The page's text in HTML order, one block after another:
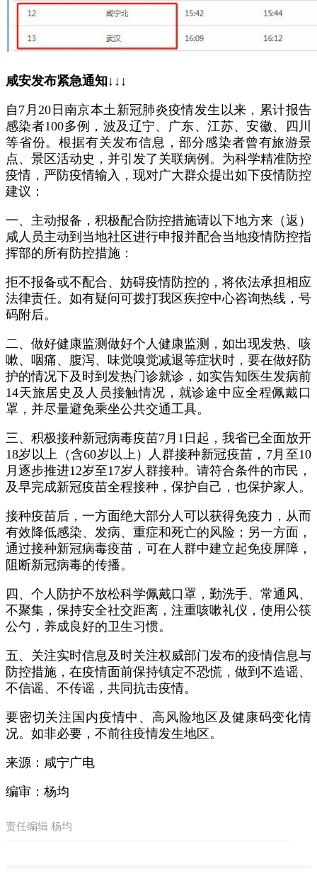
咸安发布紧急通知↓↓↓
自7月20日南京本土新冠肺炎疫情发生以来，累计报告
感染者100多例，波及辽宁、广东、江苏、安徽、四川
等省份。根据有关发布信息，部分感染者曾有旅游景
点、景区活动史，并引发了关联病例。为科学精准防控
疫情，严防疫情输入，现对广大群众提出如下疫情防控
建议：
一、主动报备，积极配合防控措施请以下地方来（返）
咸人员主动到当地社区进行申报并配合当地疫情防控指
挥部的所有防控措施：
拒不报备或不配合、妨碍疫情防控的，将依法承担相应
法律责任。如有疑问可拨打我区疾控中心咨询热线，号
码附后。
二、做好健康监测做好个人健康监测，如出现发热、咳
嗽、咽痛、腹泻、味觉嗅觉减退等症状时，要在做好防
护的情况下及时到发热门诊就诊，如实告知医生发病前
14天旅居史及人员接触情况，就诊途中应全程佩戴口
罩，并尽量避免乘坐公共交通工具。
三、积极接种新冠病毒疫苗7月1日起，我省已全面放开
18岁以上（含60岁以上）人群接种新冠疫苗，7月至10
月逐步推进12岁至17岁人群接种。请符合条件的市民，
及早完成新冠疫苗全程接种，保护自己，也保护家人。
接种疫苗后，一方面绝大部分人可以获得免疫力，从而
有效降低感染、发病、重症和死亡的风险；另一方面，
通过接种新冠病毒疫苗，可在人群中建立起免疫屏障，
阻断新冠病毒的传播。
四、个人防护不放松科学佩戴口罩，勤洗手、常通风、
不聚集，保持安全社交距离，注重咳嗽礼仪，使用公筷
公勺，养成良好的卫生习惯。
五、关注实时信息及时关注权威部门发布的疫情信息与
防控措施，在疫情面前保持镇定不恐慌，做到不造谣、
不信谣、不传谣，共同抗击疫情。
要密切关注国内疫情中、高风险地区及健康码变化情
况。如非必要，不前往疫情发生地区。
来源：咸宁广电
编审：杨均
责任编辑 杨均